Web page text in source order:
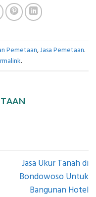
Pemetaan,Jasa Pemetaan.
.
Jasa Ukur Tanah di
Bondowoso Untuk
Bangunan Hotel